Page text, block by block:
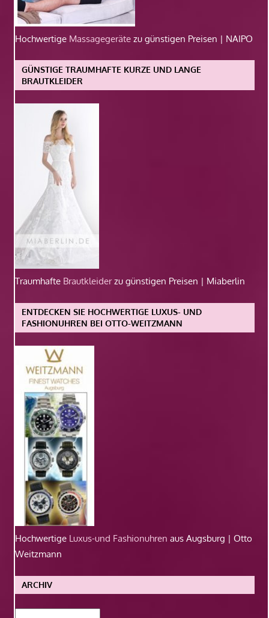
Hochwertige Massagegeräte zu günstigen Preisen | NAIPO
GÜNSTIGE TRAUMHAFTE KURZE UND LANGE
BRAUTKLEIDER
Traumhafte Brautkleiderzu günstigen Preisen | Miaberlin
ENTDECKEN SIE HOCHWERTIGE LUXUS- UND
FASHIONUHREN BEI OTTO-WEITZMANN
Hochwertige Luxus-und Fashionuhren aus Augsburg | Otto
Weitzmann
ARCHIV